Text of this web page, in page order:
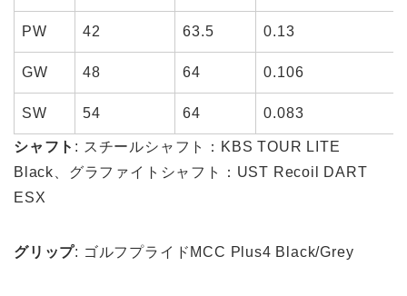
PW 42 63.5 0.13
GW 48 64 0.106
SW 54 64 0.083
シャフト : スチールシャフト：KBS TOUR LITE
Black、グラファイトシャフト：UST Recoil DART
ESX
グリップ: ゴルフプライドMCC Plus4 Black/Grey